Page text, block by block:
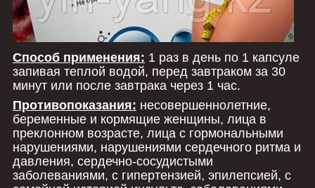
Способ применения: 1 раз в день по 1 капсуле
запивая теплой водой, перед завтраком за 30
минут или после завтрака через 1 час.
Противопоказания: несовершеннолетние,
беременные и кормящие женщины, лица в
преклонном возрасте, лица с гормональными
нарушениями, нарушениями сердечного ритма и
давления, сердечно-сосудистыми
заболеваниями, с гипертензией, эпилепсией, с